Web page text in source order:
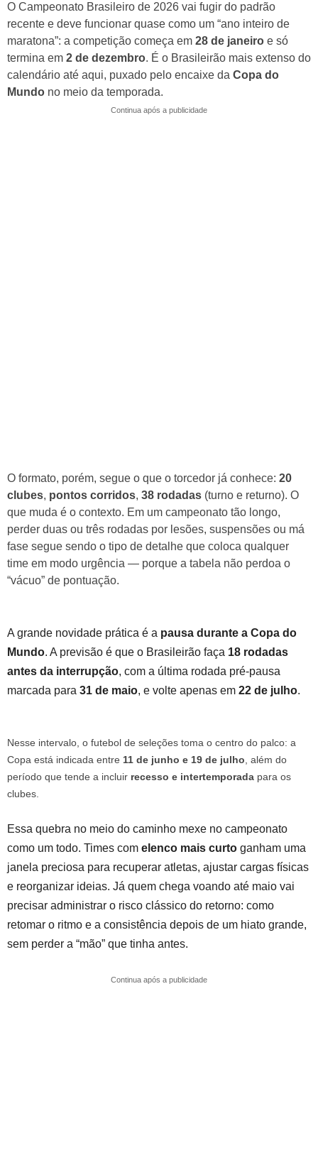
s
A
p
p
gr
a
m
e
b
o
o
m
s
e
O Campeonato Brasileiro de 2026 vai fugir do padrão
recente e deve funcionar quase como um “ano inteiro de
maratona”: a competição começa em 28 de janeiro e só
termina em 2 de dezembro. É o Brasileirão mais extenso do
calendário até aqui, puxado pelo encaixe da Copa do
Mundo no meio da temporada.
Continua após a publicidade
O formato, porém, segue o que o torcedor já conhece: 20
clubes, pontos corridos, 38 rodadas (turno e returno). O
que muda é o contexto. Em um campeonato tão longo,
perder duas ou três rodadas por lesões, suspensões ou má
fase segue sendo o tipo de detalhe que coloca qualquer
time em modo urgência — porque a tabela não perdoa o
“vácuo” de pontuação.
A grande novidade prática é a pausa durante a Copa do
Mundo. A previsão é que o Brasileirão faça 18 rodadas
antes da interrupção, com a última rodada pré-pausa
marcada para 31 de maio, e volte apenas em 22 de julho.
Nesse intervalo, o futebol de seleções toma o centro do palco: a
Copa está indicada entre 11 de junho e 19 de julho , além do
período que tende a incluir recesso e intertemporada para os
clubes.
Essa quebra no meio do caminho mexe no campeonato
como um todo. Times com elenco mais curto ganham uma
janela preciosa para recuperar atletas, ajustar cargas físicas
e reorganizar ideias. Já quem chega voando até maio vai
precisar administrar o risco clássico do retorno: como
retomar o ritmo e a consistência depois de um hiato grande,
sem perder a “mão” que tinha antes.
Continua após a publicidade